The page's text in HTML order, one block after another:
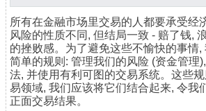
所有在金融市场里交易的人都要承受经
风险的性质不同, 但结局一致 - 赔了钱,
的挫败感。为了避免这些不愉快的事情,
简单的规则: 管理我们的风险 (资金管理
法, 并使用有利可图的交易系统。这些
易领域, 我们应该将它们结合起来, 令我
正面交易结果。